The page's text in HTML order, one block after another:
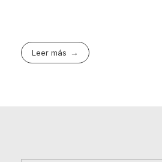
Leer más